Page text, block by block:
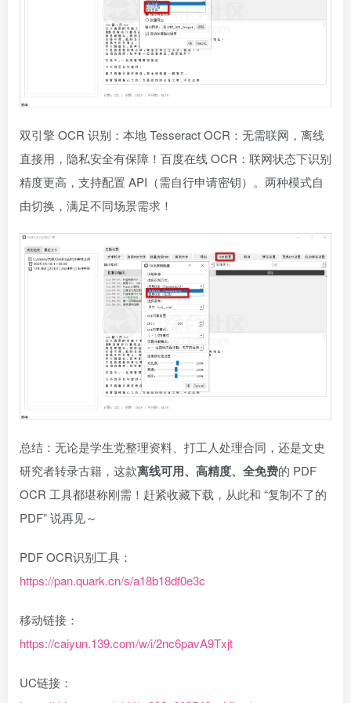
双引擎 OCR 识别：本地 Tesseract OCR：无需联网，离线
直接用，隐私安全有保障！百度在线 OCR：联网状态下识别
精度更高，支持配置 API（需自行申请密钥）。两种模式自
由切换，满足不同场景需求！
总结：无论是学生党整理资料、打工人处理合同，还是文史
研究者转录古籍，这款离线可用、高精度、全免费的 PDF
OCR 工具都堪称刚需！赶紧收藏下载，从此和 “复制不了的
PDF” 说再见～
PDF OCR识别工具：
https://pan.quark.cn/s/a18b18df0e3c
移动链接：
https://caiyun.139.com/w/i/2nc6pavA9Txjt
UC链接：